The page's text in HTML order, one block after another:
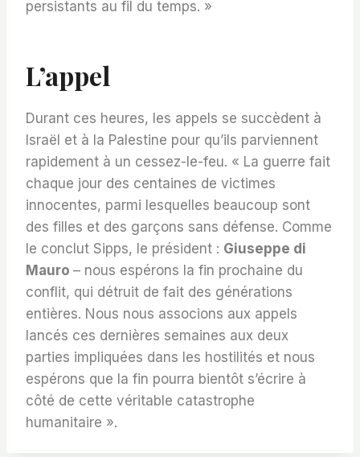
persistants au fil du temps. »
L’appel
Durant ces heures, les appels se succèdent à
Israël et à la Palestine pour qu’ils parviennent
rapidement à un cessez-le-feu. « La guerre fait
chaque jour des centaines de victimes
innocentes, parmi lesquelles beaucoup sont
des filles et des garçons sans défense. Comme
le conclut Sipps, le président : Giuseppe di
Mauro – nous espérons la fin prochaine du
conflit, qui détruit de fait des générations
entières. Nous nous associons aux appels
lancés ces dernières semaines aux deux
parties impliquées dans les hostilités et nous
espérons que la fin pourra bientôt s’écrire à
côté de cette véritable catastrophe
humanitaire ».